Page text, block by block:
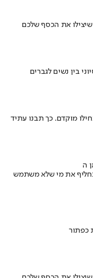
את הכסף שלכם
בין נשים לגברים
מוקדם. כך תבנו עתיד
את מי שלא משתמש
כפתור